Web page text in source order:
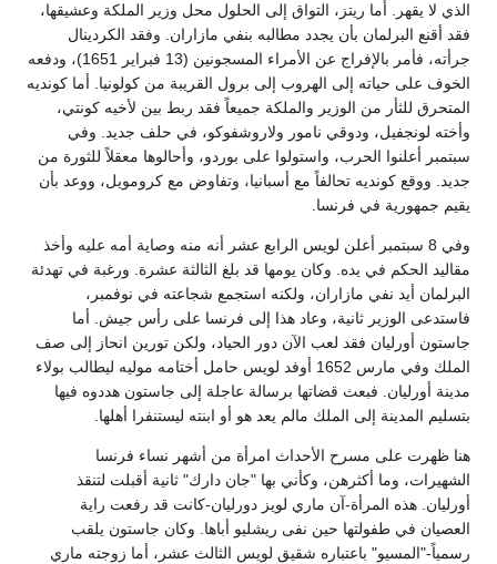
الذي لا يقهر. أما ريتز، التواق إلى الحلول محل وزير الملكة وعشيقها،
فقد أقنع البرلمان بأن يجدد مطالبه بنفي مازاران. وفقد الكردينال
جرأته، فأمر بالإفراج عن الأمراء المسجونين (13 فبراير 1651)، ودفعه
الخوف على حياته إلى الهروب إلى برول القريبة من كولونيا. أما كونديه
المتحرق للثأر من الوزير والملكة جميعاً فقد ربط بين لأخيه كونتي،
وأخته لونجفيل، ودوقي نامور ولاروشفوكو، في حلف جديد. وفي
سبتمبر أعلنوا الحرب، واستولوا على بوردو، وأحالوها معقلاً للثورة من
جديد. ووقع كونديه تحالفاً مع أسبانيا، وتفاوض مع كرومويل، ووعد بأن
يقيم جمهورية في فرنسا.
وفي 8 سبتمبر أعلن لويس الرابع عشر أنه منه وصاية أمه عليه وأخذ
مقاليد الحكم في يده. وكان يومها قد بلغ الثالثة عشرة. ورغبة في تهدئة
البرلمان أيد نفي مازاران، ولكنه استجمع شجاعته في نوفمبر،
فاستدعى الوزير ثانية، وعاد هذا إلى فرنسا على رأس جيش. أما
جاستون أورليان فقد لعب الآن دور الحياد، ولكن تورين انحاز إلى صف
الملك وفي مارس 1652 أوفد لويس حامل أختامه موليه ليطالب بولاء
مدينة أورليان. فبعث قضاتها برسالة عاجلة إلى جاستون هددوه فيها
بتسليم المدينة إلى الملك مالم يعد هو أو ابنته ليستنفرا أهلها.
هنا ظهرت على مسرح الأحداث امرأة من أشهر نساء فرنسا
الشهيرات، وما أكثرهن، وكأني بها "جان دارك" ثانية أقبلت لتنقذ
أورليان. هذه المرأة-آن ماري لويز دورليان-كانت قد رفعت راية
العصيان في طفولتها حين نفى ريشليو أباها. وكان جاستون يلقب
رسمياً-"المسيو" باعتباره شقيق لويس الثالث عشر، أما زوجته ماري